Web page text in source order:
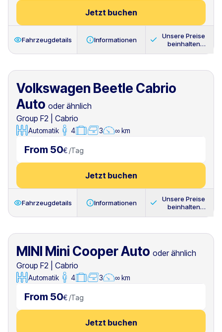
Jetzt buchen
Fahrzeugdetails Informationen
Unsere Preise
beinhalten
Volkswagen Beetle Cabrio
Auto oder ähnlich
Group F2
Cabrio
Automatik 4 3 ∞ km
From 50€ /Tag
Jetzt buchen
Fahrzeugdetails Informationen
Unsere Preise
beinhalten
MINI Mini Cooper Auto oder ähnlich
Group F2
Cabrio
Automatik 4 3 ∞ km
From 50€ /Tag
Jetzt buchen